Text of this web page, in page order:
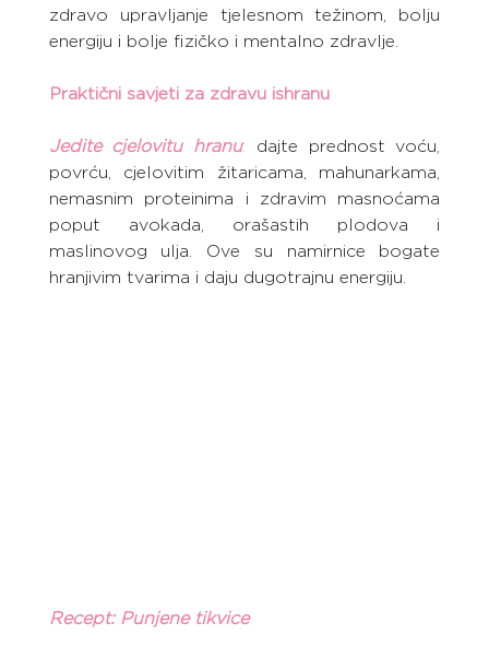
zdravo upravljanje tjelesnom težinom, bolju
energiju i bolje fizičko i mentalno zdravlje.
Praktični savjeti za zdravu ishranu
Jedite cjelovitu hranu: dajte prednost voću,
povrću, cjelovitim žitaricama, mahunarkama,
nemasnim proteinima i zdravim masnoćama
poput avokada, orašastih plodova i
maslinovog ulja. Ove su namirnice bogate
hranjivim tvarima i daju dugotrajnu energiju.
Recept: Punjene tikvice